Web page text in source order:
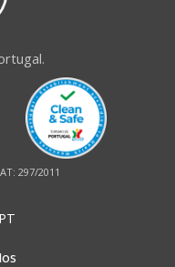
297/2011
PT